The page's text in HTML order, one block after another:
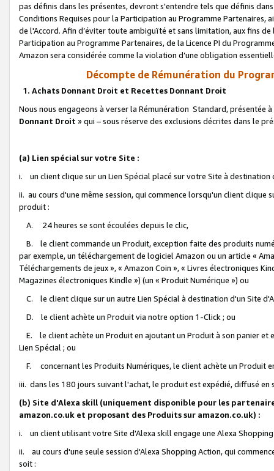
pas définis dans les présentes, devront s'entendre tels que définis
Conditions Requises pour la Participation au Programme Partenaires,
de l'Accord. Afin d’éviter toute ambiguïté et sans limitation, aux fins
Participation au Programme Partenaires, de la Licence PI du
Amazon sera considérée comme la violation d’une obligation
Décompte de Rémunération du
1. Achats Donnant Droit et Recettes Donnant Droit
Nous nous engageons à verser la Rémunération Standard, présentée
Donnant Droit » qui – sous réserve des exclusions décrites dans le
(a) Lien spécial sur votre Site :
i. un client clique sur un Lien Spécial placé sur votre Site à destination
ii. au cours d'une même session, qui commence lorsqu'un client
produit :
A. 24 heures se sont écoulées depuis le clic,
B. le client commande un Produit, exception faite des produits
par exemple, un téléchargement de logiciel Amazon ou un article «
Téléchargements de jeux », « Amazon Coin », « Livres électroniques
Magazines électroniques Kindle ») (un « Produit Numérique ») ou
C. le client clique sur un autre Lien Spécial à destination d'un Site
D. le client achète un Produit via notre option 1-Click ; ou
E. le client achète un Produit en ajoutant un Produit à son panier et
Lien Spécial ; ou
F. concernant les Produits Numériques, le client achète un Produit
iii. dans les 180 jours suivant l'achat, le produit est expédié, diffusé
(b) Site d'Alexa skill (uniquement disponible pour les
amazon.co.uk et proposant des Produits sur amazon.co.uk) :
i. un client utilisant votre Site d'Alexa skill engage une Alexa
ii. au cours d'une seule session d'Alexa Shopping Action, qui
soit :